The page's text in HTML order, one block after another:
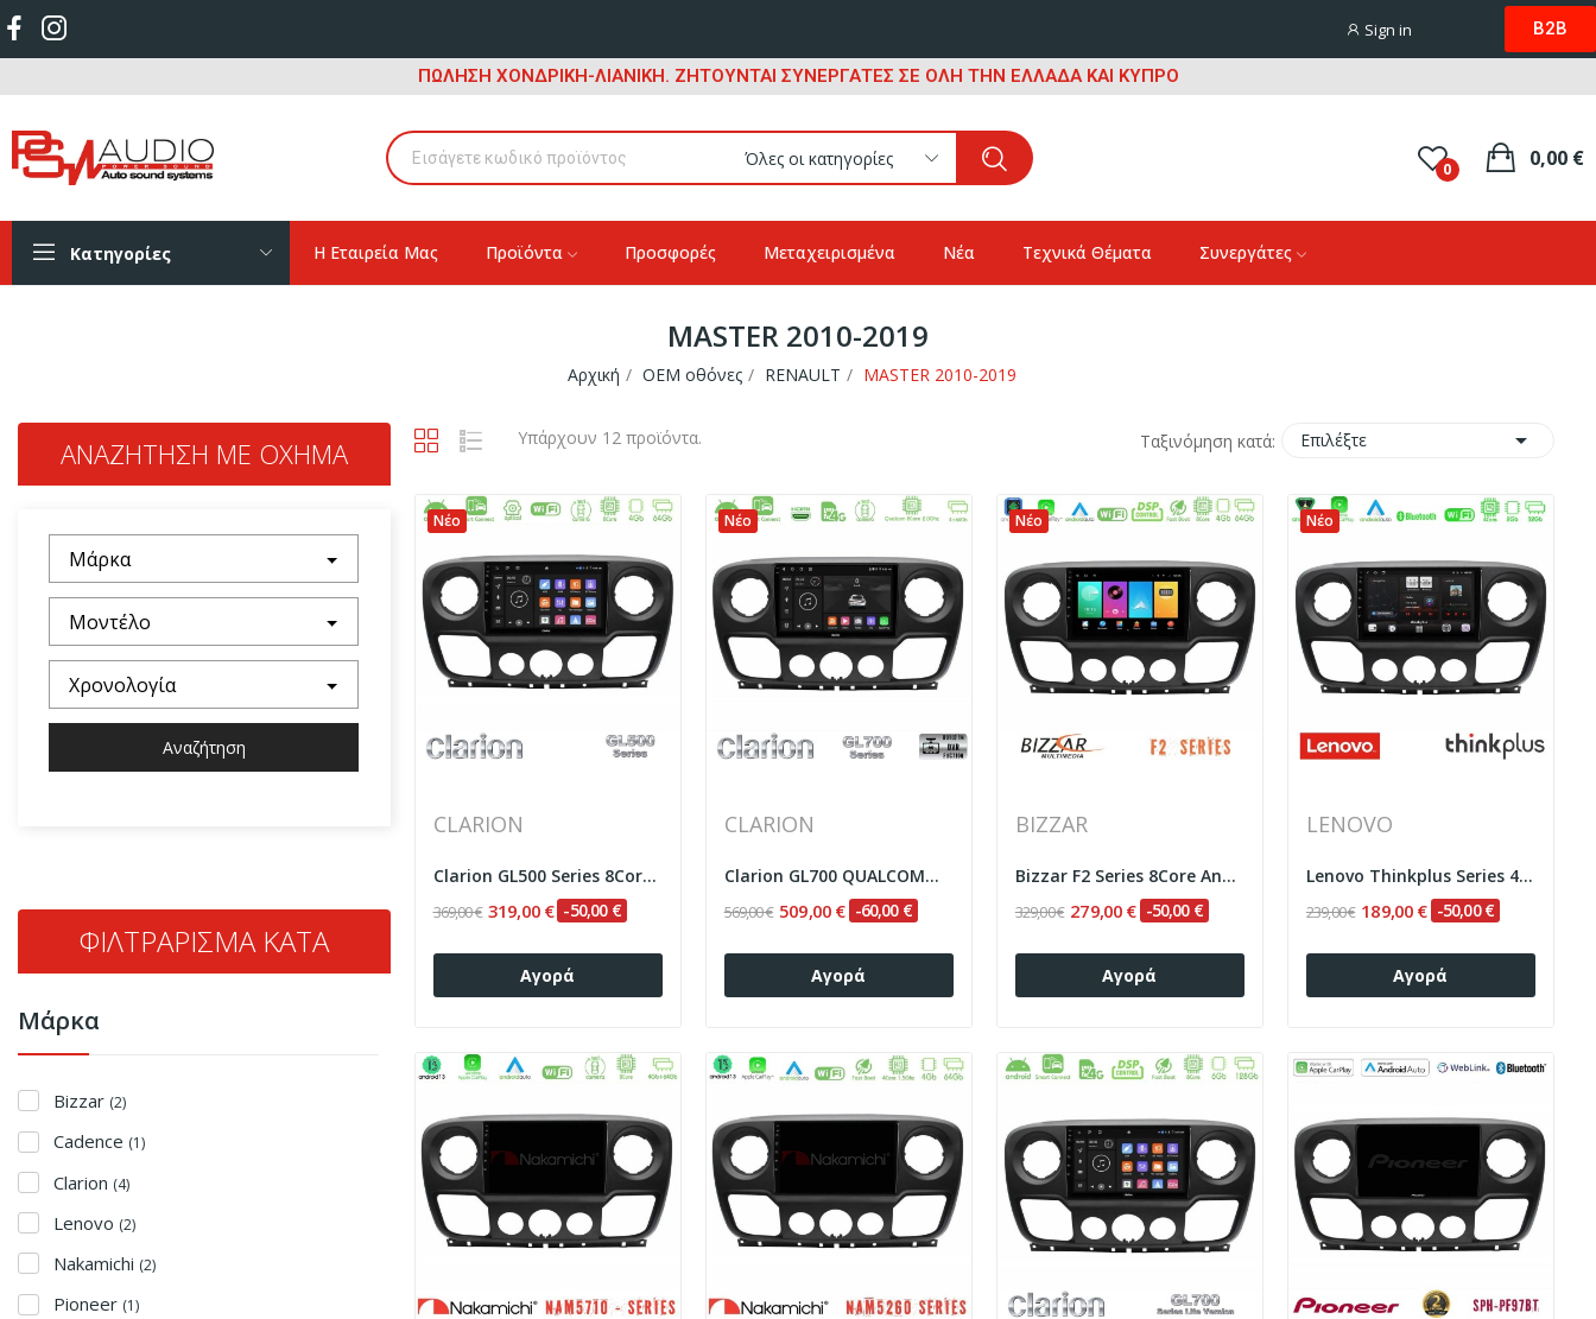
Sign in B2B
ΠΩΛΗΣΗ ΧΟΝΔΡΙΚΗ-ΛΙΑΝΙΚΗ. ΖΗΤΟΥΝΤΑΙ ΣΥΝΕΡΓΑΤΕΣ ΣΕ ΟΛΗ ΤΗΝ ΕΛΛΑΔΑ ΚΑΙ ΚΥΠΡΟ
Όλες οι κατηγορίες 0 0,00 €
Κατηγορίες Η Εταιρεία Μας Προϊόντα Προσφορές Μεταχειρισμένα Νέα Τεχνικά Θέματα Συνεργάτες
MASTER 2010-2019
Αρχική OEM οθόνες RENAULT MASTER 2010-2019
ΑΝΑΖΉΤΗΣΗ ΜΕ ΌΧΗΜΑ
Μάρκα
Μοντέλο
Χρονολογία
Αναζήτηση
ΦΙΛΤΡΆΡΙΣΜΑ ΚΑΤΆ
Μάρκα
Bizzar (2)
Cadence (1)
Clarion (4)
Lenovo (2)
Nakamichi (2)
Pioneer (1)
Υπάρχουν 12 προϊόντα. Ταξινόμηση κατά: Επιλέξτε 
Νέο
CLARION
Clarion GL500 Series 8Core Android ClarionOS...
369,00 € 319,00 € -50,00 €
Αγορά
Νέο
CLARION
Clarion GL700 QUALCOMM Series 8Core Android...
569,00 € 509,00 € -60,00 €
Αγορά
Νέο
BIZZAR
Bizzar F2 Series 8Core Android16 4+64GB...
329,00 € 279,00 € -50,00 €
Αγορά
Νέο
LENOVO
Lenovo Thinkplus Series 4Core Android15 2+32GB...
239,00 € 189,00 € -50,00 €
Αγορά